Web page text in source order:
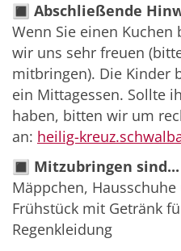
🔳 Abschließende
Wenn Sie einen
wir uns sehr freuen
mitbringen). Die Kinder
ein Mittagessen. Sollte
haben, bitten wir um
an: heilig-
🔳 Mitzubringen sind...
Mäppchen,
Frühstück mit Getränk
Regenkleidung